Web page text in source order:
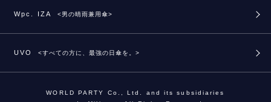
Wpc. IZA <男の晴雨兼用傘>
UVO <すべての方に、最強の日傘を。>
WORLD PARTY Co., Ltd. and its subsidiaries